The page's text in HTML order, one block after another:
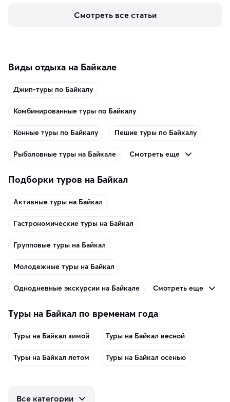
аутентичных лавках — в подарок близким или себе на
Смотреть все статьи
Виды отдыха на Байкале
Джип-туры по Байкалу
Комбинированные туры по Байкалу
Конные туры по Байкалу Пешие туры по Байкалу
Рыболовные туры на Байкале Смотреть еще
Подборки туров на Байкал
Активные туры на Байкал
Гастрономические туры на Байкал
Групповые туры на Байкал
Молодежные туры на Байкал
Однодневные экскурсии на Байкале Смотреть еще
Туры на Байкал по временам года
Туры на Байкал зимой Туры на Байкал весной
Туры на Байкал летом Туры на Байкал осенью
Все категории